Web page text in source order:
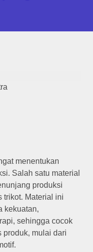
menentukan
Salah satu material
produksi
trikot. Material ini
kekuatan,
sehingga cocok
mulai dari